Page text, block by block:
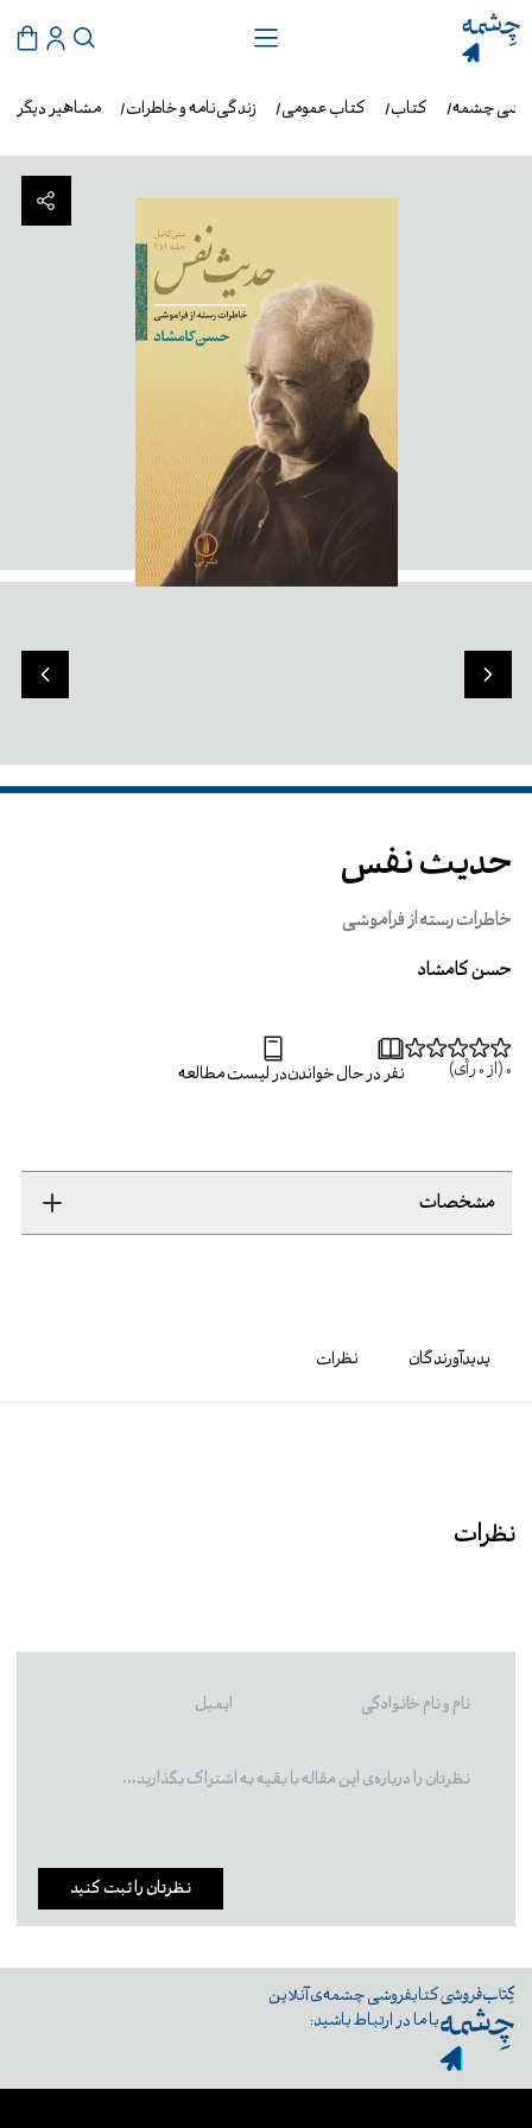
مشاهیر دیگر زندگی‌نامه و خاطرات کتاب عمومی کتاب چشمه
حدیث نفس
خاطرات رسته از فراموشی
حسن کامشاد
0 (از 0 رأی) نفر در حال خواندندر لیست مطالعه
مشخصات
پدیدآورندگان نظرات
نظرات
نظرتان را ثبت کنید
کتابفروشی چشمه‌ی آنلاین
با ما در ارتباط باشید: